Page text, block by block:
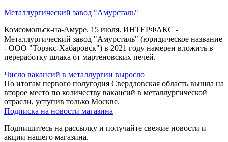
Металлургический завод "Амурсталь"
Комсомольск-на-Амуре. 15 июля. ИНТЕРФАКС -
Металлургический завод "Амурсталь" (юридическое название
- ООО "Торэкс-Хабаровск") в 2021 году намерен вложить в
переработку шлака от мартеновских печей.
Число вакансий в металлургии выросло
По итогам первого полугодия Свердловская область вышла на
второе место по количеству вакансий в металлургической
отрасли, уступив только Москве.
Подписка на новости магазина
Подпишитесь на рассылку и получайте свежие новости и
акции нашего магазина.